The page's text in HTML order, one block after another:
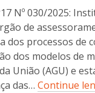
Nº 030/2025:
de
dos processos de
dos modelos de
União (AGU) e
das… Continue